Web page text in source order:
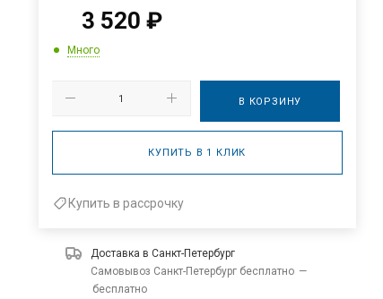
3 520 ₽
Много
В КОРЗИНУ
КУПИТЬ В 1 КЛИК
Купить в рассрочку
Доставка в Санкт-Петербург
Самовывоз Санкт-Петербург бесплатно —
бесплатно